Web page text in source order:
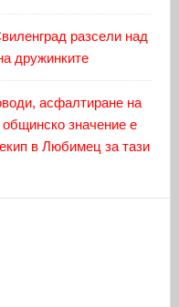
разсели над
дружинките
асфалтиране на
значение е
в Любимец за тази